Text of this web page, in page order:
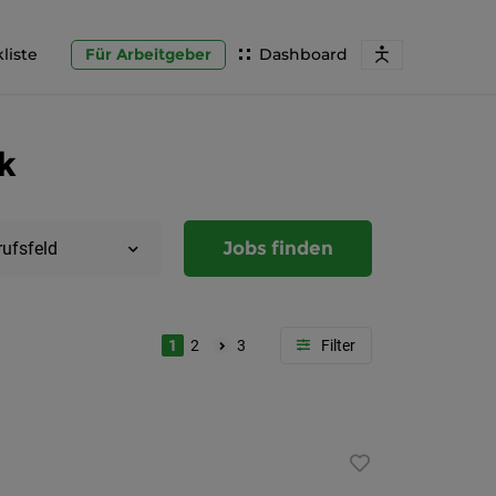
Dashboard
Für Arbeitgeber
Jobs finden
1 2 3